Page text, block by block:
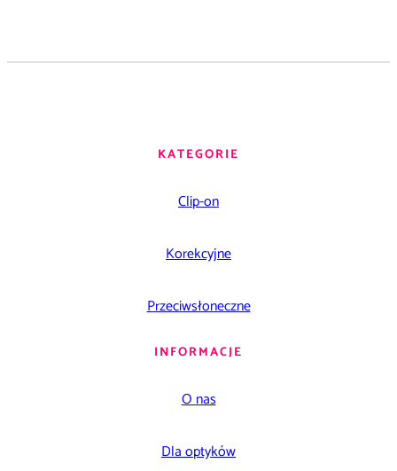
KATEGORIE
Clip-on
Korekcyjne
Przeciwsłoneczne
INFORMACJE
O nas
Dla optyków